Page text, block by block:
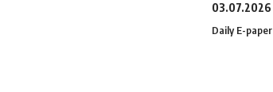
03.07.2026
Daily E-paper